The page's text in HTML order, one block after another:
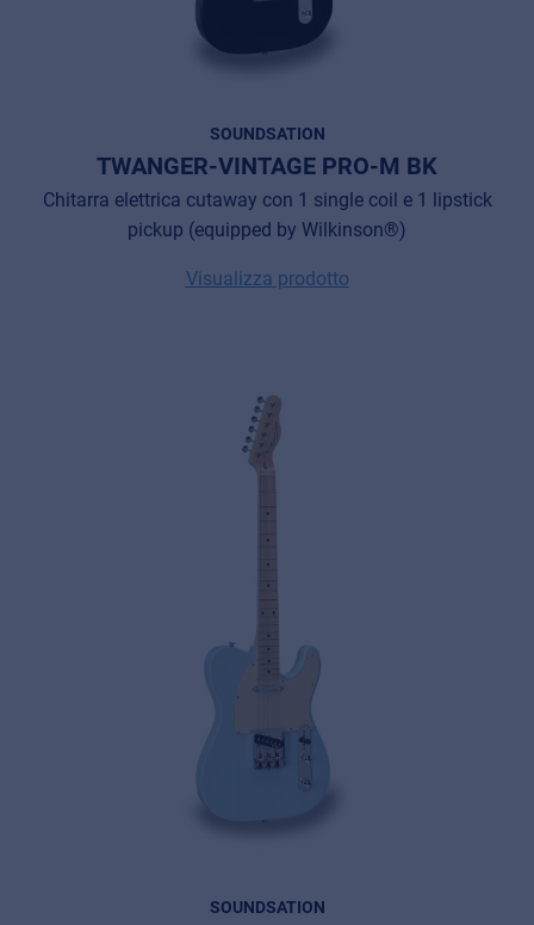
SOUNDSATION
TWANGER-VINTAGE PRO-M BK
Chitarra elettrica cutaway con 1 single coil e 1 lipstick
pickup (equipped by Wilkinson®)
Visualizza prodotto
SOUNDSATION